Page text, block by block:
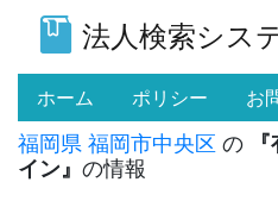
法人検索シス
ホーム (current)
ポリシー お
福岡県 福岡市中央区 の
イン』 の情報